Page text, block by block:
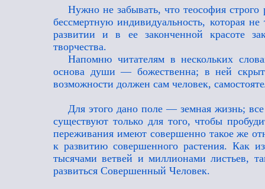
Нужно не забывать, что теософия
бессмертную индивидуальность, которая
развитии и в ее законченной красоте
творчества.
Напомню читателям в нескольких
основа души — божественна; в ней
возможности должен сам человек,
Для этого дано поле — земная жизнь;
существуют только для того, чтобы
переживания имеют совершенно такое же
к развитию совершенного растения. Как
тысячами ветвей и миллионами листьев,
развиться Совершенный Человек.